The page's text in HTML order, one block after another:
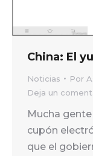
China: El
Noticias Por
Deja un
Mucha
cupón
que el